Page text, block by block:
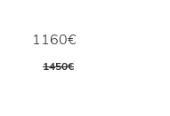
1160€
1450€